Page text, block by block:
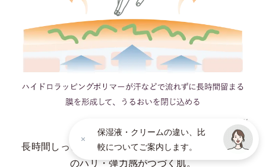
としたハリのある後肌。
*3 角層まで
*4 リピジュア®-NRを含む、角層にうるおいを与えふっくらと整える複合成分（２－
メタクリロイルオキシエチルホスホリルコリン・メタクリル酸ステアリル共重合体
（リピジュアは、日油株式会社の登録商標です。）、ＢＧ、濃グリセリン、グリセリ
ンエチルヘキシルエーテル）
*5 満ちたうるおいを留め、透明感のある肌を持続させる保湿成分（エイコサン二酸／
テトラデカン二酸）デカグリセリル液）
*6 うるおいによる
* イメージ
長時間しっとりとしたうるおい膜で守られ、上向き
のハリ・弾力感がつづく肌。
保湿液・クリームの違い、比
較についてご案内します。